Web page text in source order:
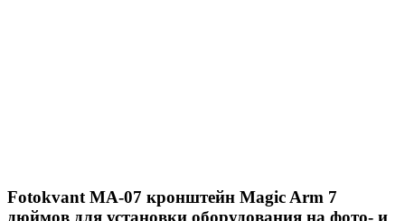
Fotokvant MA-07 кронштейн Magic Arm 7